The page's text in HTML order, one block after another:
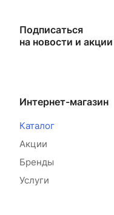
Подписаться
на новости и акции
Интернет-магазин
Каталог
Акции
Бренды
Услуги